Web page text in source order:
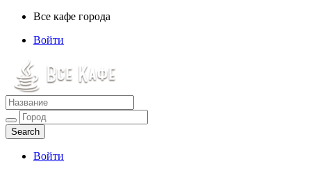
Все кафе города
Войти
Все кафе города
Каталог хороших кафе
Войти